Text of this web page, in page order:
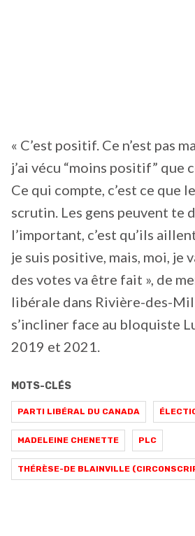
« C’est positif. Ce n’est pas
j’ai vécu “moins positif” que
Ce qui compte, c’est ce que
scrutin. Les gens peuvent te
l’important, c’est qu’ils
je suis positive, mais, moi,
des votes va être fait », de
libérale dans Rivière-des-
s’incliner face au bloquiste
2019 et 2021.
MOTS-CLÉS
PARTI LIBÉRAL DU CANADA
MADELEINE CHENETTE PLC
THÉRÈSE-DE BLAINVILLE